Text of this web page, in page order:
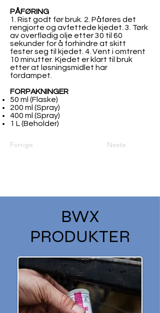
PÅFØRING
1. Rist godt før bruk. 2. Påføres det
rengjorte og avfettede kjedet. 3. Tørk
av overflødig olje etter 30 til 60
sekunder for å forhindre at skitt
fester seg til kjedet. 4. Vent i omtrent
10 minutter. Kjedet er klart til bruk
etter at løsningsmidlet har
fordampet.
FORPAKNINGER
50 ml (Flaske)
200 ml (Spray)
400 ml (Spray)
1 L (Beholder)
Forrige Neste
BWX
PRODUKTER